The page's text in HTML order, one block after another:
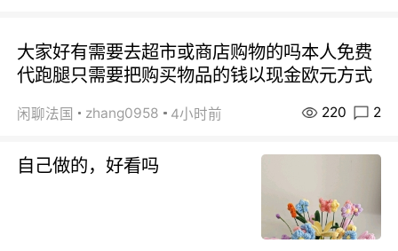
大家好有需要去超市或商店购物的吗本人免费
代跑腿只需要把购买物品的钱以现金欧元方式
闲聊法国 zhang0958 4小时前 220 2
自己做的，好看吗